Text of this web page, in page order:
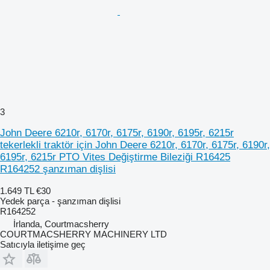
3
John Deere 6210r, 6170r, 6175r, 6190r, 6195r, 6215r
tekerlekli traktör için John Deere 6210r, 6170r, 6175r, 6190r,
6195r, 6215r PTO Vites Değiştirme Bileziği R16425
R164252 şanzıman dişlisi
1.649 TL €30
Yedek parça - şanzıman dişlisi
R164252
İrlanda, Courtmacsherry
COURTMACSHERRY MACHINERY LTD
Satıcıyla iletişime geç